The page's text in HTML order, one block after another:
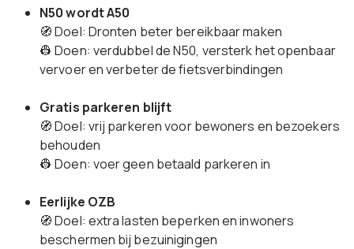
N50 wordt A50
🧭 Doel: Dronten beter bereikbaar maken
👷 Doen: verdubbel de N50, versterk het openbaar
vervoer en verbeter de fietsverbindingen
Gratis parkeren blijft
🧭 Doel: vrij parkeren voor bewoners en bezoekers
behouden
👷 Doen: voer geen betaald parkeren in
Eerlijke OZB
🧭 Doel: extra lasten beperken en inwoners
beschermen bij bezuinigingen